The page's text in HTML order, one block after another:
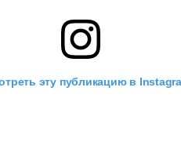
эту публикацию в